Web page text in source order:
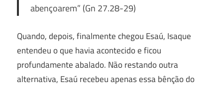
abençoarem” (Gn 27.28-29)
Quando, depois, finalmente chegou Esaú, Isaque
entendeu o que havia acontecido e ficou
profundamente abalado. Não restando outra
alternativa, Esaú recebeu apenas essa bênção do